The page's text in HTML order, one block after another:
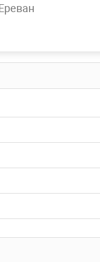
компании
регион СНГ.